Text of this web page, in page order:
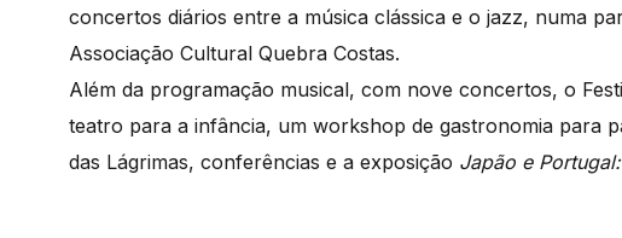
concertos diários entre a música clássica e o jazz, numa
Associação Cultural Quebra Costas.
Além da programação musical, com nove concertos, o
teatro para a infância, um workshop de gastronomia para
das Lágrimas, conferências e a exposição Japão e